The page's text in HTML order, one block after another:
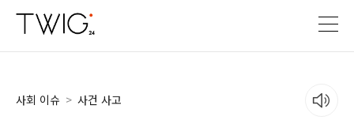
사회 이슈 > 사건 사고